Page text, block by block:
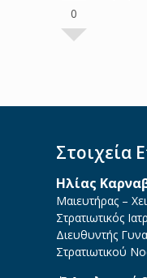
0
Στοιχεία
Ηλίας
Μαιευτήρας –
Στρατιωτικός
Διευθυντής
Στρατιωτικού